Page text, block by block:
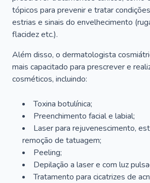
tópicos para prevenir e tratar
estrias e sinais do envelhecimento
flacidez etc.).
Além disso, o dermatologista
mais capacitado para prescrever e
cosméticos, incluindo:
Toxina botulínica;
Preenchimento facial e labial;
Laser para rejuvenescimento,
remoção de tatuagem;
Peeling;
Depilação a laser e com luz
Tratamento para cicatrizes de